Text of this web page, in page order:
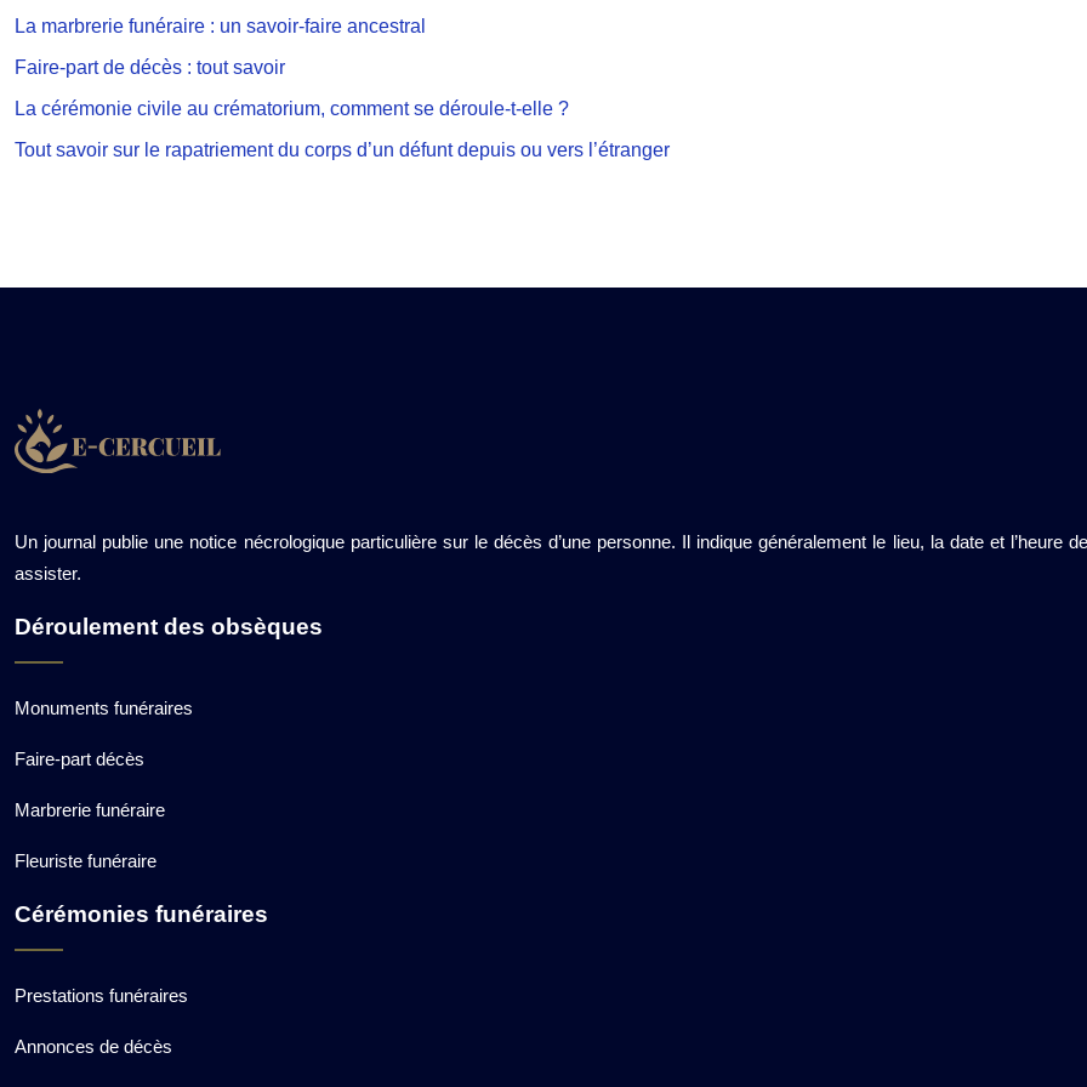
La marbrerie funéraire : un savoir-faire ancestral
Faire-part de décès : tout savoir
La cérémonie civile au crématorium, comment se déroule-t-elle ?
Tout savoir sur le rapatriement du corps d’un défunt depuis ou vers l’étranger
Un journal publie une notice nécrologique particulière sur le décès d’une personne. Il indique généralement le lieu, la date et
assister.
Déroulement des obsèques
Monuments funéraires
Faire-part décès
Marbrerie funéraire
Fleuriste funéraire
Cérémonies funéraires
Prestations funéraires
Annonces de décès